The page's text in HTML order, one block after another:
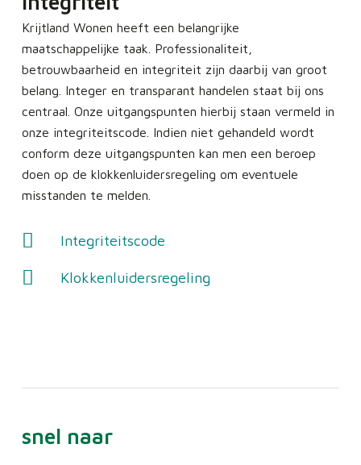
Krijtland Wonen heeft een belangrijke
maatschappelijke taak. Professionaliteit,
betrouwbaarheid en integriteit zijn daarbij van groot
belang. Integer en transparant handelen staat bij ons
centraal. Onze uitgangspunten hierbij staan vermeld in
onze integriteitscode. Indien niet gehandeld wordt
conform deze uitgangspunten kan men een beroep
doen op de klokkenluidersregeling om eventuele
misstanden te melden.
Integriteitscode
Klokkenluidersregeling
snel naar